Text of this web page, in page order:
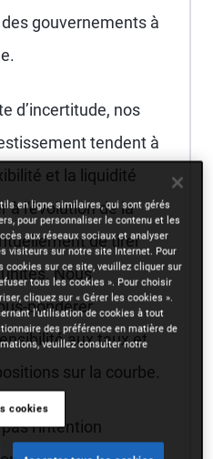
gouvernements à
d’incertitude, nos
tendent à
et la liquidité
à l'évolution de la
de tirer
Nous
pondérer
aux taux et
sur la courbe.
l'intention
en ligne similaires, qui sont gérés
pour personnaliser le contenu et les
aux réseaux sociaux et analyser
visiteurs sur notre site Internet. Pour
sur ce site, veuillez cliquer sur
tous les cookies ». Pour choisir
cliquez sur « Gérer les cookies ».
l’utilisation de cookies à tout
des préférence en matière de
veuillez consulter notre
cookies